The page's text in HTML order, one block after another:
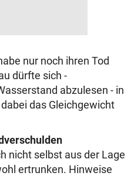
nur noch ihren Tod
dürfte sich -
abzulesen - in
das Gleichgewicht
nicht selbst aus der Lage
ertrunken. Hinweise